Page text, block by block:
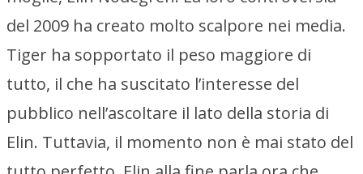
del 2009 ha creato molto scalpore nei media.
Tiger ha sopportato il peso maggiore di
tutto, il che ha suscitato l’interesse del
pubblico nell’ascoltare il lato della storia di
Elin. Tuttavia, il momento non è mai stato del